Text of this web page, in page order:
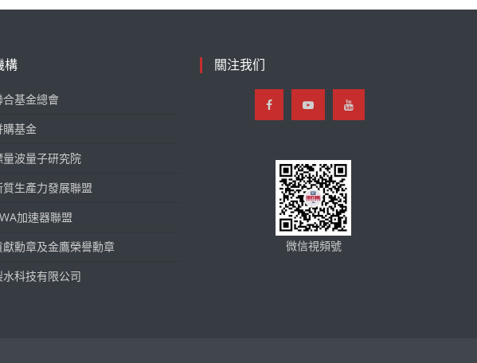
構
合基金總會
基金
量波量子研究院
生產力發展聯盟
加速器聯盟
獻勳章及金鷹榮譽勳章
水科技有限公司
關注我们
微信視頻號